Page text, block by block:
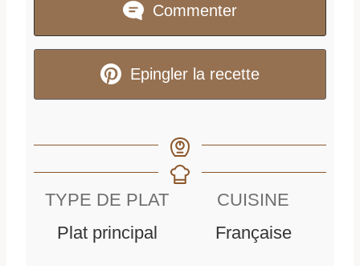
Commenter
Epingler la recette
TYPE DE PLAT
Plat principal
CUISINE
Française